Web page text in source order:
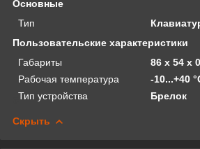
Основные
Тип
Пользовательские характеристики
Габариты
86 х 54 х
Рабочая температура
-10...+40
Тип устройства
Брелок
Скрыть